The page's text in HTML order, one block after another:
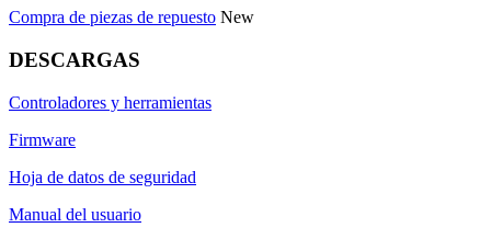
Compra de piezas de repuesto New
DESCARGAS
Controladores y herramientas
Firmware
Hoja de datos de seguridad
Manual del usuario